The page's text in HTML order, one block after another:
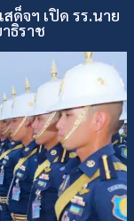
ด็จฯ เปิด รร.นาย
ธิราช